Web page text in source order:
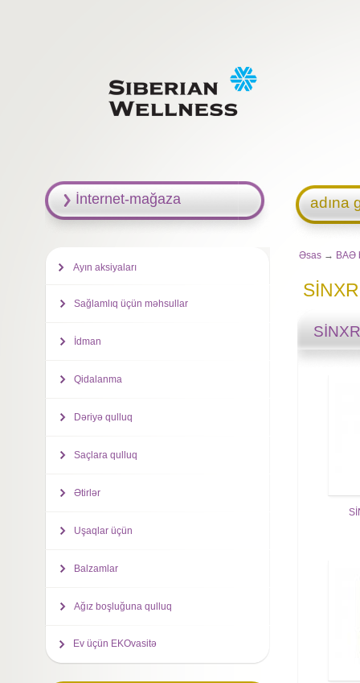
adına
Əsas → BAƏ
İnternet-mağaza
Ayın aksiyaları
Sağlamlıq üçün məhsullar
İdman
Qidalanma
Dəriyə qulluq
Saçlara qulluq
Ətirlər
Uşaqlar üçün
Balzamlar
Ağız boşluğuna qulluq
Ev üçün EKOvasitə